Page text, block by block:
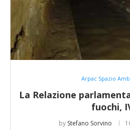
Arpac Spazio
La Relazione
fuochi,
by Stefano Sorvino